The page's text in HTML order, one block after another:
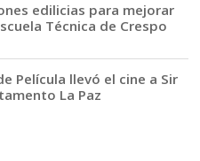
edilicias para mejorar
Técnica de Crespo
Película llevó el cine a Sir
La Paz